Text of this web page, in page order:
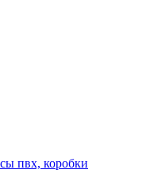
пвх, коробки